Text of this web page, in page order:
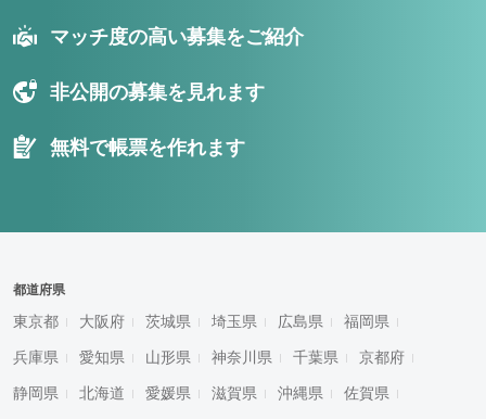
マッチ度の高い募集をご紹介
非公開の募集を見れます
無料で帳票を作れます
都道府県
東京都 大阪府 茨城県 埼玉県 広島県 福岡県
兵庫県 愛知県 山形県 神奈川県 千葉県 京都府
静岡県 北海道 愛媛県 滋賀県 沖縄県 佐賀県